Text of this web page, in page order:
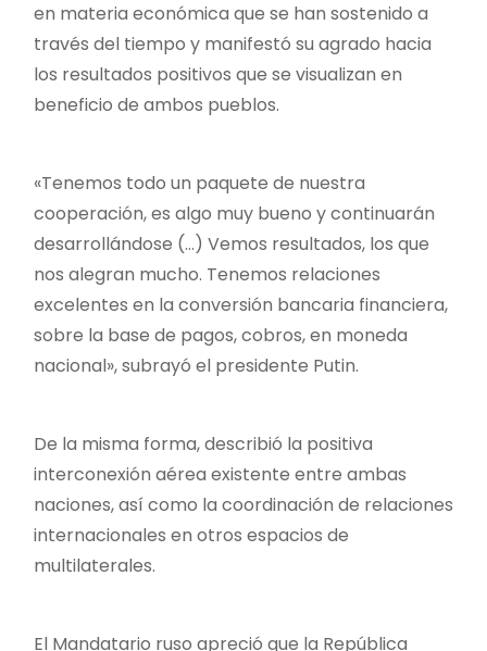
en materia económica que se han sostenido a
través del tiempo y manifestó su agrado hacia
los resultados positivos que se visualizan en
beneficio de ambos pueblos.
«Tenemos todo un paquete de nuestra
cooperación, es algo muy bueno y continuarán
desarrollándose (…) Vemos resultados, los que
nos alegran mucho. Tenemos relaciones
excelentes en la conversión bancaria financiera,
sobre la base de pagos, cobros, en moneda
nacional», subrayó el presidente Putin.
De la misma forma, describió la positiva
interconexión aérea existente entre ambas
naciones, así como la coordinación de relaciones
internacionales en otros espacios de
multilaterales.
El Mandatario ruso apreció que la República